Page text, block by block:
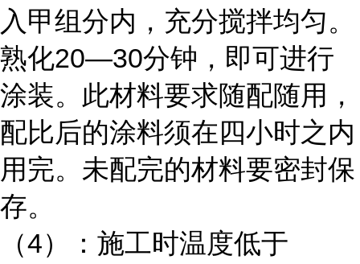
入甲组分内，充分搅拌均匀。
熟化20—30分钟，即可进行
涂装。此材料要求随配随用，
配比后的涂料须在四小时之内
用完。未配完的材料要密封保
存。
（4）：施工时温度低于